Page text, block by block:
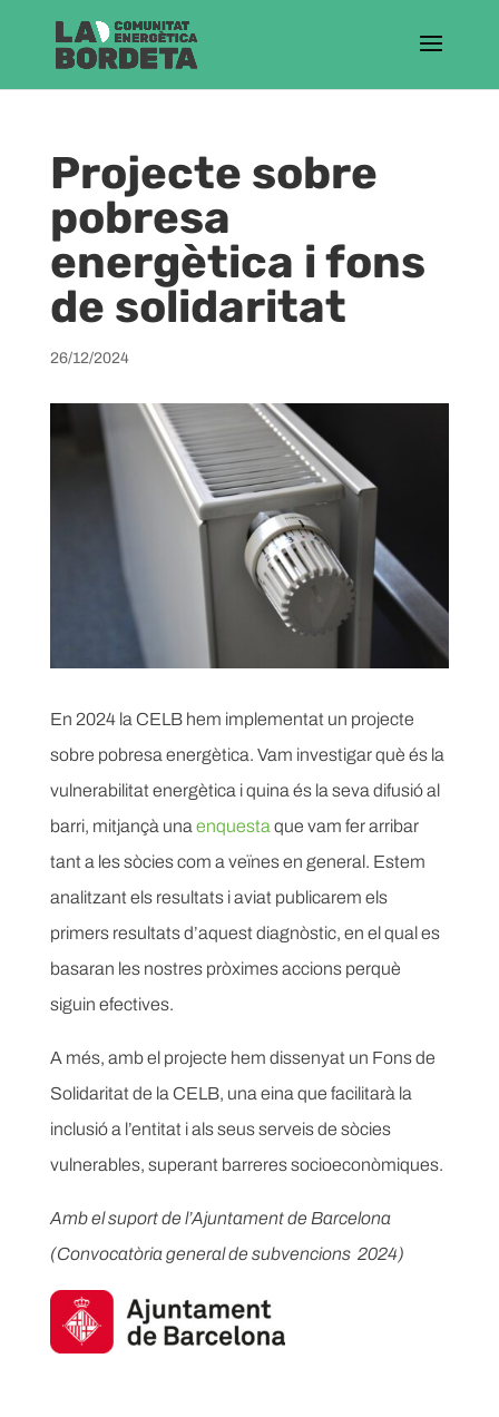
Projecte sobre
pobresa
energètica i fons
de solidaritat
26/12/2024
En 2024 la CELB hem implementat un projecte
sobre pobresa energètica. Vam investigar què és la
vulnerabilitat energètica i quina és la seva difusió al
barri, mitjançà una enquesta que vam fer arribar
tant a les sòcies com a veïnes en general. Estem
analitzant els resultats i aviat publicarem els
primers resultats d’aquest diagnòstic, en el qual es
basaran les nostres pròximes accions perquè
siguin efectives.
A més, amb el projecte hem dissenyat un Fons de
Solidaritat de la CELB, una eina que facilitarà la
inclusió a l’entitat i als seus serveis de sòcies
vulnerables, superant barreres socioeconòmiques.
Amb el suport de l’Ajuntament de Barcelona
(Convocatòria general de subvencions 2024)